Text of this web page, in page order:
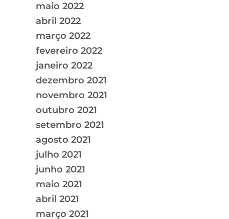
maio 2022
abril 2022
março 2022
fevereiro 2022
janeiro 2022
dezembro 2021
novembro 2021
outubro 2021
setembro 2021
agosto 2021
julho 2021
junho 2021
maio 2021
abril 2021
março 2021